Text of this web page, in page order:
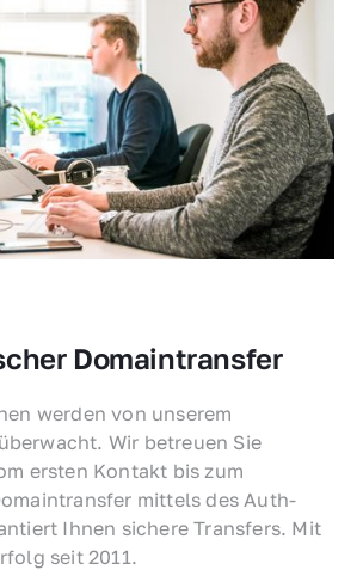
Domaintransfer
werden von unserem
Wir betreuen Sie
ersten Kontakt bis zum
mittels des Auth-
Ihnen sichere Transfers. Mit
seit 2011.